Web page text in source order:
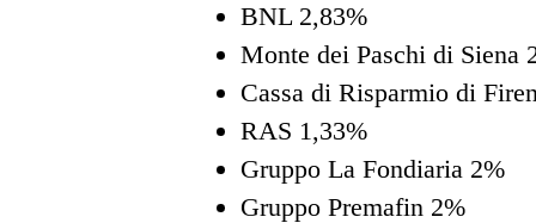
BNL 2,83%
Monte dei Paschi di Siena
Cassa di Risparmio di
RAS 1,33%
Gruppo La Fondiaria 2%
Gruppo Premafin 2%